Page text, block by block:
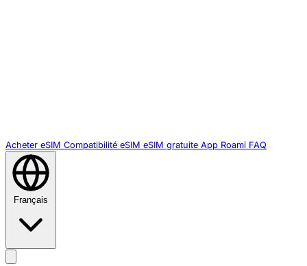
Acheter eSIM Compatibilité eSIM eSIM gratuite App Roami FAQ
Français